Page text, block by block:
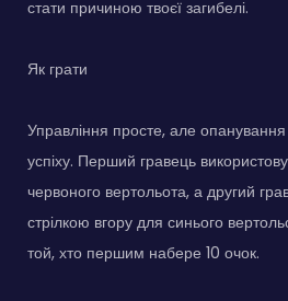
стати причиною твоєї загибелі.
Як грати
Управління просте, але
успіху. Перший гравець
червоного вертольота, а другий
стрілкою вгору для синього
той, хто першим набере 10 очок.